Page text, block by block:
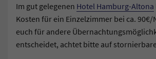
Im gut gelegenen Hotel Hamburg-Altona
Kosten für ein Einzelzimmer bei ca. 90€/
euch für andere
entscheidet, achtet bitte auf